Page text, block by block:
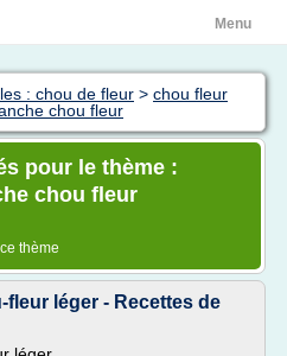
Menu
: chou de fleur > chou fleur
chou fleur
pour le thème :
chou fleur
thème
fleur léger - Recettes de